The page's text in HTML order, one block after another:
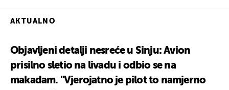
AKTUALNO
Objavljeni detalji nesreće u Sinju: Avion
prisilno sletio na livadu i odbio se na
makadam. "Vjerojatno je pilot to namjerno